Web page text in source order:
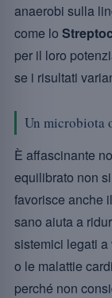
anaerobi sulla
come lo
per il loro
se i risultati
Un microbiota
È affascinante
equilibrato non
favorisce anche
sano aiuta a
sistemici legati
o le malattie
perché non